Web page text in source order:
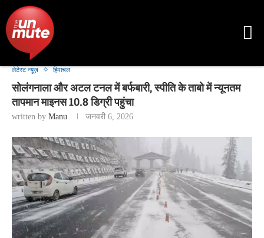
लेटेस्ट न्यूज़ हिमाचल
सोलंगनाला और अटल टनल में बर्फबारी, स्पीति के ताबो में न्यूनतम
तापमान माइनस 10.8 डिग्री पहुंचा
written by Manu जनवरी 6, 2026